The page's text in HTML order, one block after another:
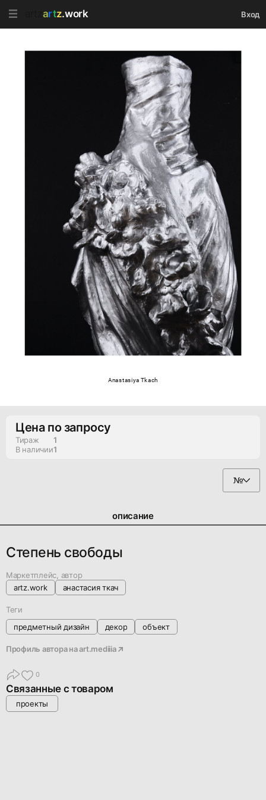
artz.work Вход
Anastasiya Tkach
Цена по запросу
Тираж
1
В наличии1
описание
Степень свободы
Маркетплейс, автор
artz.work
анастасия ткач
Теги
предметный дизайн
декор объект
Профиль автора наart.mediiia
0
Связанные с товаром
проекты